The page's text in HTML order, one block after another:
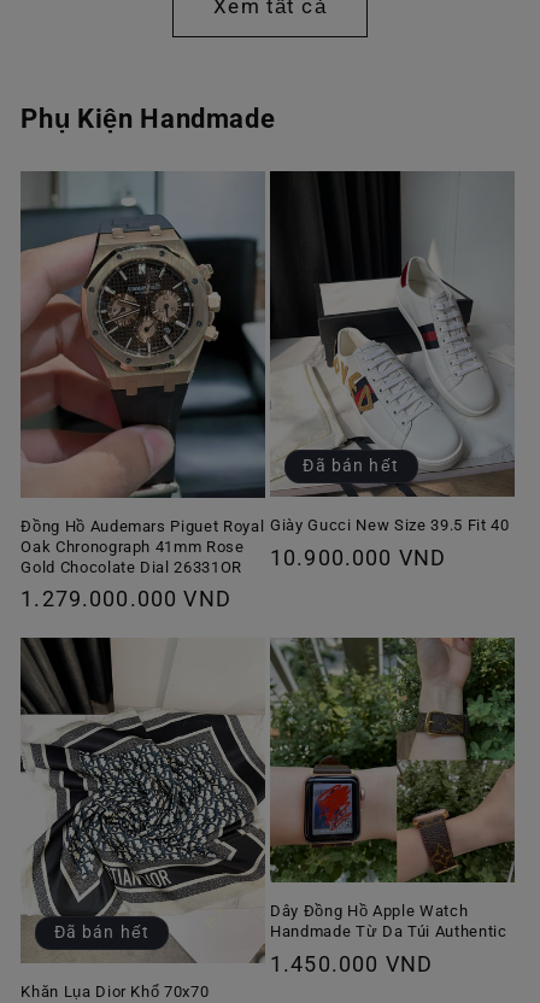
Xem tất cả
Phụ Kiện Handmade
Đồng Hồ Audemars Piguet Royal
Oak Chronograph 41mm Rose
Gold Chocolate Dial 26331OR
Giá
thường
1.279.000.000 VND
Đã bán hết
Giày Gucci New Size 39.5 Fit 40
Giá
10.900.000 VND
Đã bán hết
Khăn Lụa Dior Khổ 70x70
Dây Đồng Hồ Apple Watch
Handmade Từ Da Túi Authentic
Giá
1.450.000 VND